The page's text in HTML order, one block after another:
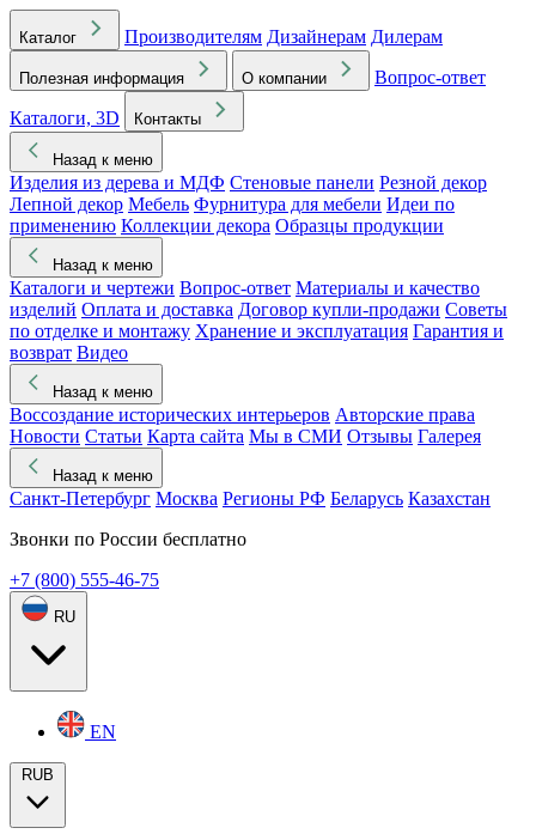
Каталог Производителям Дизайнерам Дилерам
Полезная информация О компании
Вопрос-ответ
Каталоги, 3D
Контакты
Назад к меню
Изделия из дерева и МДФ Стеновые панели Резной декор
Лепной декор Мебель Фурнитура для мебели Идеи по
применению Коллекции декора Образцы продукции
Назад к меню
Каталоги и чертежи Вопрос-ответ Материалы и качество
изделий Оплата и доставка Договор купли-продажи Советы
по отделке и монтажу Хранение и эксплуатация Гарантия и
возврат Видео
Назад к меню
Воссоздание исторических интерьеров Авторские права
Новости Статьи Карта сайта Мы в СМИ Отзывы Галерея
Назад к меню
Санкт-Петербург Москва Регионы РФ Беларусь Казахстан
Звонки по России бесплатно
+7 (800) 555-46-75
RU
EN
RUB